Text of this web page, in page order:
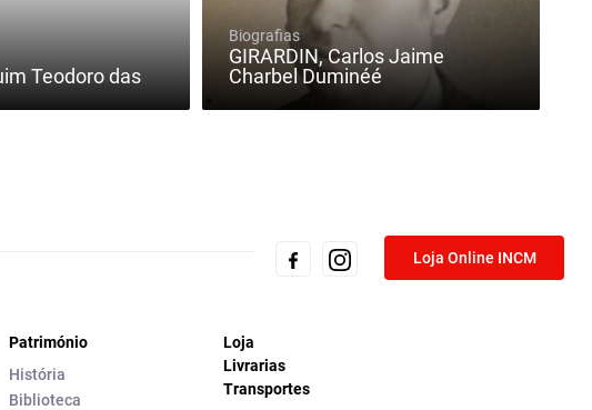
Teodoro das
Biografias
GIRARDIN, Carlos Jaime
Charbel Duminéé
Loja Online INCM
Património
História
Biblioteca
Loja
Livrarias
Transportes